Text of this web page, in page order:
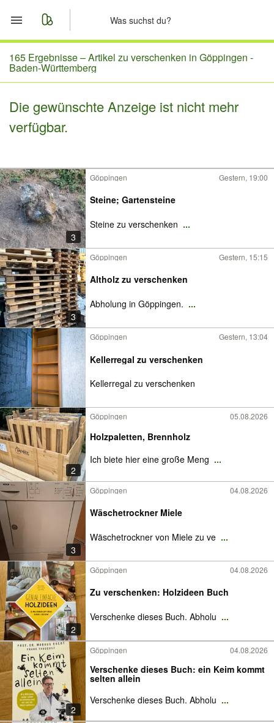
Start
Merkliste
Nachrichten
165 Ergebnisse –Artikel zu verschenken in Göppingen -
Baden-Württemberg
Die gewünschte Anzeige ist nicht mehr
verfügbar.
3
Göppingen Gestern, 19:00
Steine; Gartensteine
Steine zu verschenken ...
3
Göppingen Gestern, 15:15
Altholz zu verschenken
Abholung in Göppingen. ...
Göppingen Gestern, 13:04
Kellerregal zu verschenken
Kellerregal zu verschenken
2
Göppingen 05.08.2026
Holzpaletten, Brennholz
Ich biete hier eine große Meng ...
3
Göppingen 04.08.2026
Wäschetrockner Miele
Wäschetrockner von Miele zu ve ...
2
Göppingen 04.08.2026
Zu verschenken: Holzideen Buch
Verschenke dieses Buch. Abholu ...
2
Göppingen 04.08.2026
Verschenke dieses Buch: ein Keim kommt
selten allein
Verschenke dieses Buch. Abholu ...